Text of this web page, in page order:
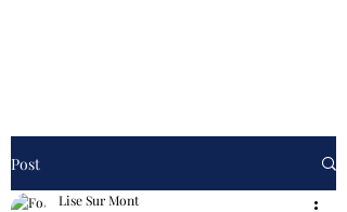
Post
Lise Sur Mont